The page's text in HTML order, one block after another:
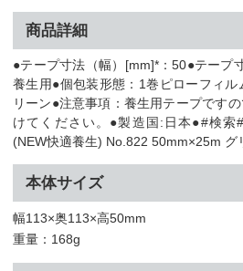
商品詳細
●テープ寸法（幅）[mm]*：50●テープ
養生用●個包装形態：1巻ピローフィ
リーン●注意事項：養生用テープです
けてください。●製造国:日本●#検索
(NEW快適養生) No.822 50mm×25m グ
本体サイズ
幅113×奥113×高50mm
重量：168g